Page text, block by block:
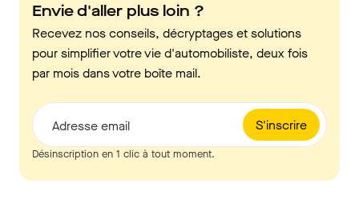
Envie d'aller plus loin ?
Recevez nos conseils, décryptages et solutions
pour simplifier votre vie d'automobiliste, deux fois
par mois dans votre boîte mail.
S'inscrire
Adresse email
Désinscription en 1 clic à tout moment.